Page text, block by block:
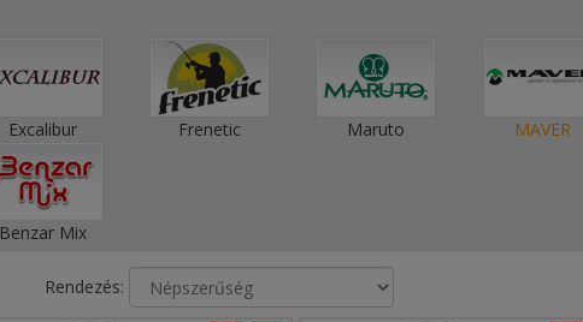
Excalibur Frenetic Maruto MAVER
Benzar Mix
Rendezés: